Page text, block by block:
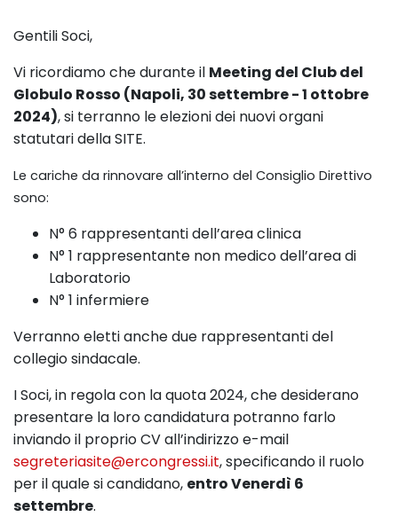
Gentili Soci,
Vi ricordiamo che durante il Meeting del Club del
Globulo Rosso (Napoli, 30 settembre - 1 ottobre
2024), si terranno le elezioni dei nuovi organi
statutari della SITE.
Le cariche da rinnovare all’interno del Consiglio Direttivo
sono:
N° 6 rappresentanti dell’area clinica
N° 1 rappresentante non medico dell’area di
Laboratorio
N° 1 infermiere
Verranno eletti anche due rappresentanti del
collegio sindacale.
I Soci, in regola con la quota 2024, che desiderano
presentare la loro candidatura potranno farlo
inviando il proprio CV all’indirizzo e-mail
segreteriasite@ercongressi.it, specificando il ruolo
per il quale si candidano, entro Venerdì 6
settembre.